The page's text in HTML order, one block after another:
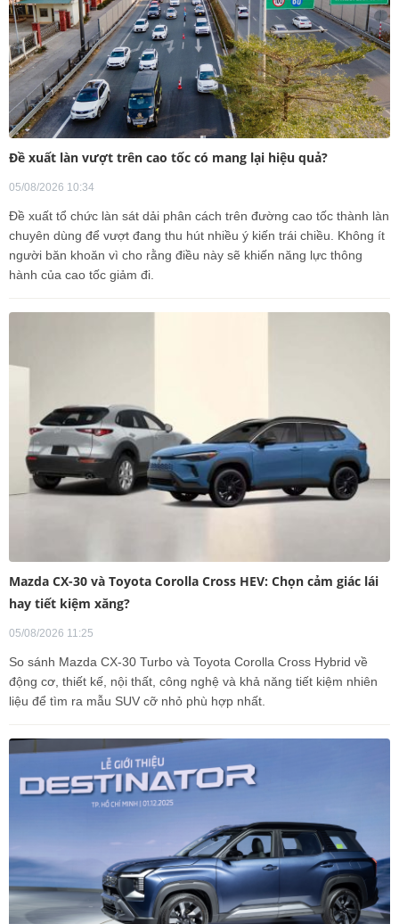
Đề xuất làn vượt trên cao tốc có mang lại hiệu quả?
05/08/2026 10:34
Đề xuất tổ chức làn sát dải phân cách trên đường cao tốc thành làn
chuyên dùng để vượt đang thu hút nhiều ý kiến trái chiều. Không ít
người băn khoăn vì cho rằng điều này sẽ khiến năng lực thông
hành của cao tốc giảm đi.
Mazda CX-30 và Toyota Corolla Cross HEV: Chọn cảm giác lái
hay tiết kiệm xăng?
05/08/2026 11:25
So sánh Mazda CX-30 Turbo và Toyota Corolla Cross Hybrid về
động cơ, thiết kế, nội thất, công nghệ và khả năng tiết kiệm nhiên
liệu để tìm ra mẫu SUV cỡ nhỏ phù hợp nhất.